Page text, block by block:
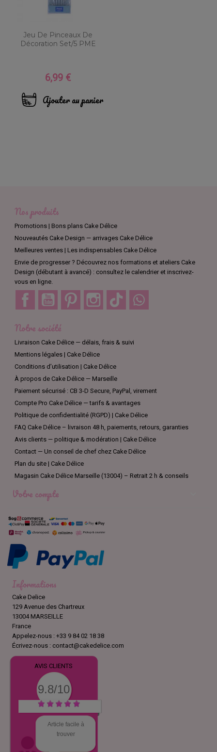
Jeu De Pinceaux De
Décoration Set/5 PME
Prix
6,99 €
Ajouter au panier
Nos produits
Promotions | Bons plans Cake Délice
Nouveautés Cake Design — arrivages Cake Délice
Meilleures ventes | Les indispensables Cake Délice
Envie de progresser ? Découvrez nos formations et ateliers Cake
Design (débutant à avancé) : consultez le calendrier et inscrivez-
vous en ligne.
Facebook YouTube Pinterest Instagram TikTok
Notre société
Livraison Cake Délice — délais, frais & suivi
Mentions légales | Cake Délice
Conditions d’utilisation | Cake Délice
À propos de Cake Délice — Marseille
Paiement sécurisé : CB 3-D Secure, PayPal, virement
Compte Pro Cake Délice — tarifs & avantages
Politique de confidentialité (RGPD) | Cake Délice
FAQ Cake Délice – livraison 48 h, paiements, retours, garanties
Avis clients — politique & modération | Cake Délice
Contact — Un conseil de chef chez Cake Délice
Plan du site | Cake Délice
Magasin Cake Délice Marseille (13004) – Retrait 2 h & conseils
Votre compte
Informations
Cake Delice
129 Avenue des Chartreux
13004 MARSEILLE
France
Appelez-nous : +33 9 84 02 18 38
Écrivez-nous : contact@cakedelice.com
AVIS CLIENTS
9.8/10
Article facile à
trouver